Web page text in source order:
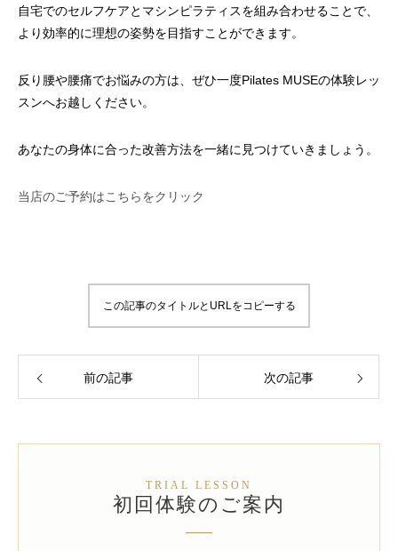
自宅でのセルフケアとマシンピラティスを組み合わせることで、
より効率的に理想の姿勢を目指すことができます。
反り腰や腰痛でお悩みの方は、ぜひ一度Pilates MUSEの体験レッ
スンへお越しください。
あなたの身体に合った改善方法を一緒に見つけていきましょう。
当店のご予約はこちらをクリック
この記事のタイトルとURLをコピーする
前の記事 次の記事
TRIAL LESSON
初回体験のご案内